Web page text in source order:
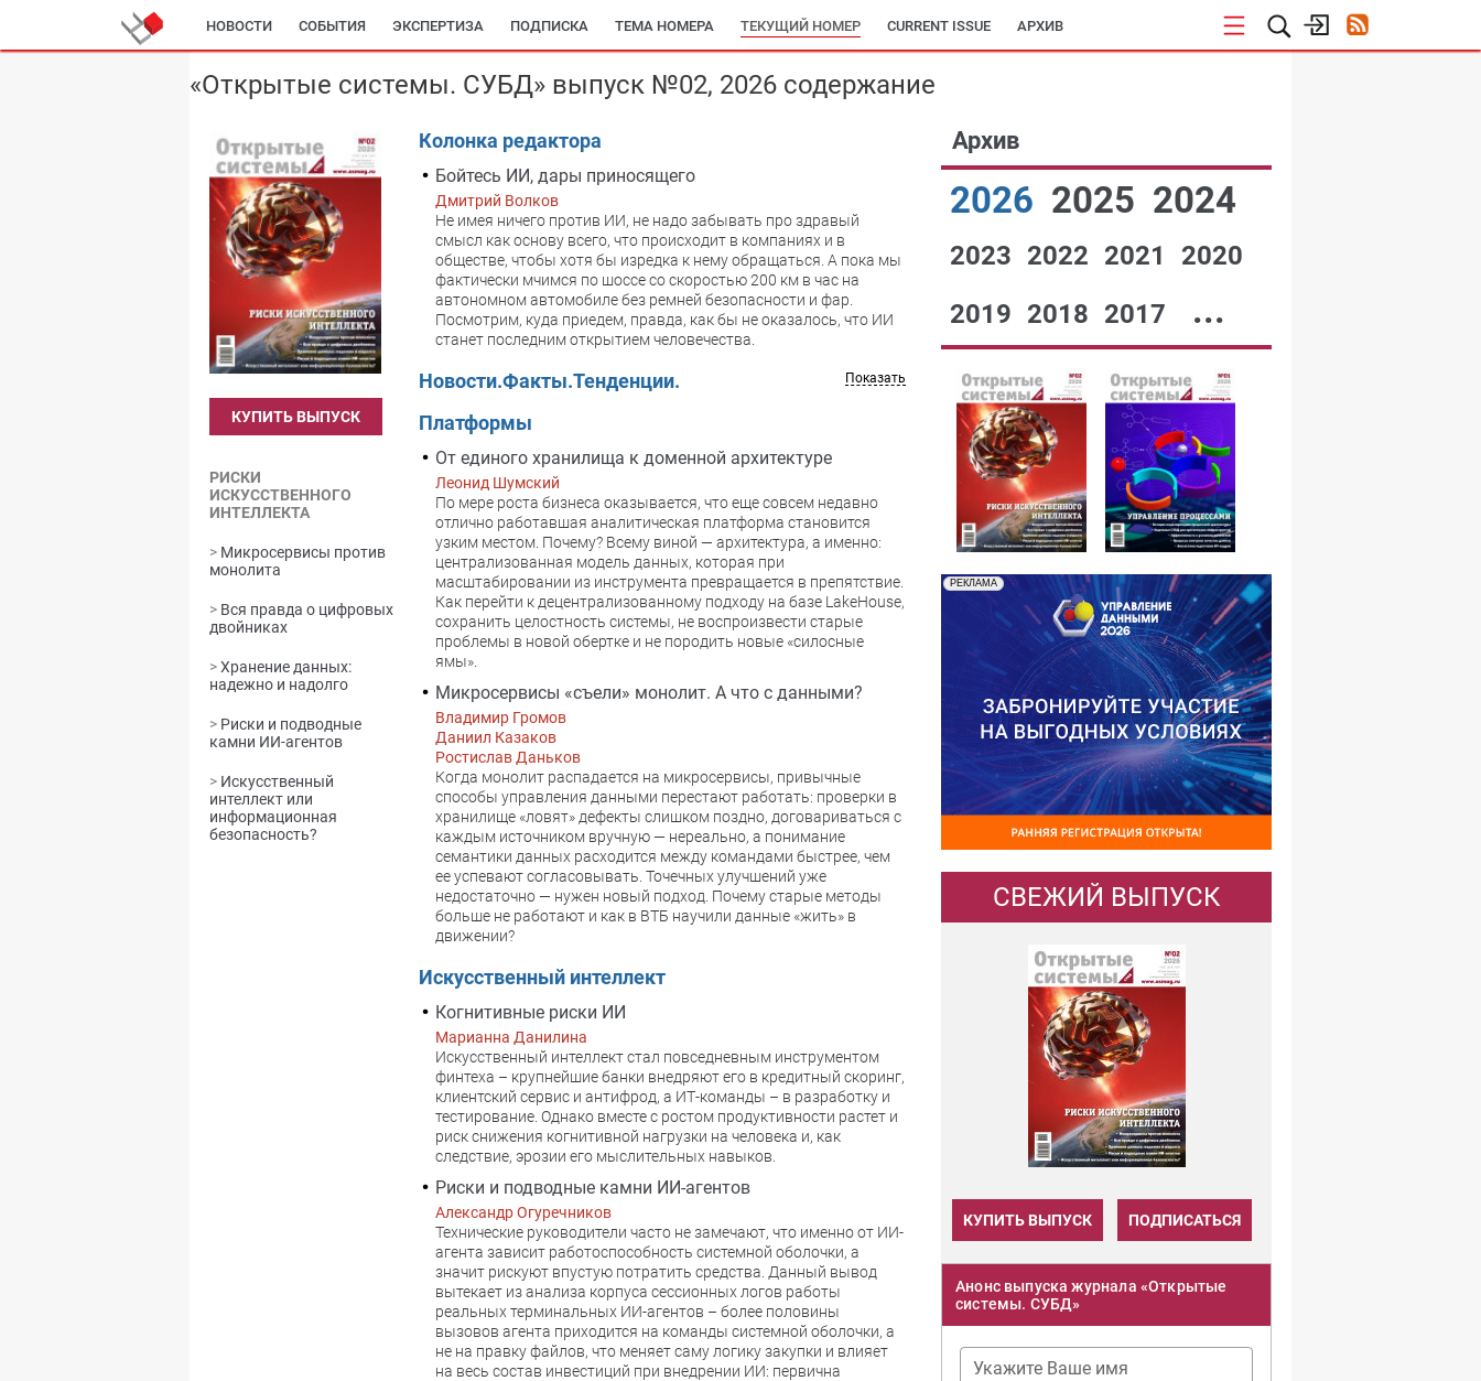
НОВОСТИ СОБЫТИЯ ЭКСПЕРТИЗА ПОДПИСКА ТЕМА НОМЕРА ТЕКУЩИЙ НОМЕР CURRENT ISSUE АРХИВ
«Открытые системы. СУБД» выпуск №02, 2026 содержание
КУПИТЬ ВЫПУСК
РИСКИ
ИСКУССТВЕННОГО
ИНТЕЛЛЕКТА
> Микросервисы против
монолита
> Вся правда о цифровых
двойниках
>Хранение данных:
надежно и надолго
> Риски и подводные
камни ИИ-агентов
> Искусственный
интеллект или
информационная
безопасность?
Колонка редактора
Бойтесь ИИ, дары приносящего
Дмитрий Волков
Не имея ничего против ИИ, не надо забывать про здравый
смысл как основу всего, что происходит в компаниях и в
обществе, чтобы хотя бы изредка к нему обращаться. А пока мы
фактически мчимся по шоссе со скоростью 200 км в час на
автономном автомобиле без ремней безопасности и фар.
Посмотрим, куда приедем, правда, как бы не оказалось, что ИИ
станет последним открытием человечества.
Показать
Новости.Факты.Тенденции.
Платформы
От единого хранилища к доменной архитектуре
Леонид Шумский
По мере роста бизнеса оказывается, что еще совсем недавно
отлично работавшая аналитическая платформа становится
узким местом. Почему? Всему виной — архитектура, а именно:
централизованная модель данных, которая при
масштабировании из инструмента превращается в препятствие.
Как перейти к децентрализованному подходу на базе LakeHouse,
сохранить целостность системы, не воспроизвести старые
проблемы в новой обертке и не породить новые «силосные
ямы».
Микросервисы «съели» монолит. А что с данными?
Владимир Громов
Даниил Казаков
Ростислав Даньков
Когда монолит распадается на микросервисы, привычные
способы управления данными перестают работать: проверки в
хранилище «ловят» дефекты слишком поздно, договариваться с
каждым источником вручную — нереально, а понимание
семантики данных расходится между командами быстрее, чем
ее успевают согласовывать. Точечных улучшений уже
недостаточно — нужен новый подход. Почему старые методы
больше не работают и как в ВТБ научили данные «жить» в
движении?
Искусственный интеллект
Когнитивные риски ИИ
Марианна Данилина
Искусственный интеллект стал повседневным инструментом
финтеха – крупнейшие банки внедряют его в кредитный скоринг,
клиентский сервис и антифрод, а ИТ-команды – в разработку и
тестирование. Однако вместе с ростом продуктивности растет и
риск снижения когнитивной нагрузки на человека и, как
следствие, эрозии его мыслительных навыков.
Риски и подводные камни ИИ-агентов
Александр Огуречников
Технические руководители часто не замечают, что именно от ИИ-
агента зависит работоспособность системной оболочки, а
значит рискуют впустую потратить средства. Данный вывод
вытекает из анализа корпуса сессионных логов работы
реальных терминальных ИИ-агентов – более половины
вызовов агента приходится на команды системной оболочки, а
не на правку файлов, что меняет саму логику закупки и влияет
на весь состав инвестиций при внедрении ИИ: первична
Архив
2026 2025 2024
2023 2022 2021
2020
2019 2018 2017 ...
№02,2026 №01,2026
РЕКЛАМА
СВЕЖИЙ ВЫПУСК
КУПИТЬ ВЫПУСК ПОДПИСАТЬСЯ
Анонс выпуска журнала «Открытые
системы. СУБД»
Укажите Ваше имя